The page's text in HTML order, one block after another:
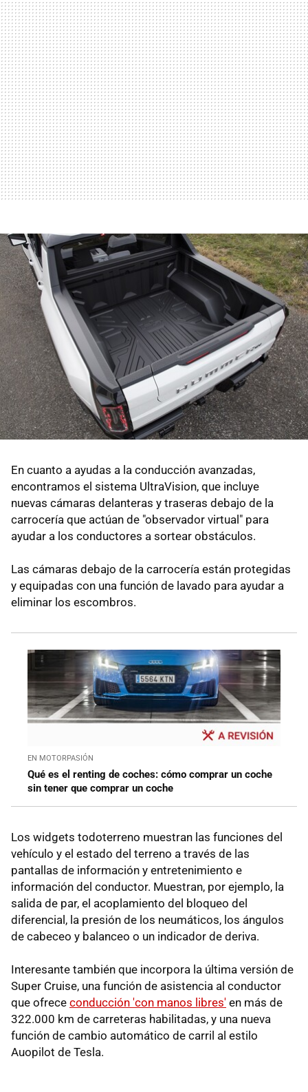
En cuanto a ayudas a la conducción avanzadas,
encontramos el sistema UltraVision, que incluye
nuevas cámaras delanteras y traseras debajo de la
carrocería que actúan de "observador virtual" para
ayudar a los conductores a sortear obstáculos.
Las cámaras debajo de la carrocería están protegidas
y equipadas con una función de lavado para ayudar a
eliminar los escombros.
EN MOTORPASIÓN
Qué es el renting de coches: cómo comprar un coche
sin tener que comprar un coche
Los widgets todoterreno muestran las funciones del
vehículo y el estado del terreno a través de las
pantallas de información y entretenimiento e
información del conductor. Muestran, por ejemplo, la
salida de par, el acoplamiento del bloqueo del
diferencial, la presión de los neumáticos, los ángulos
de cabeceo y balanceo o un indicador de deriva.
Interesante también que incorpora la última versión de
Super Cruise, una función de asistencia al conductor
que ofrece conducción 'con manos libres' en más de
322.000 km de carreteras habilitadas, y una nueva
función de cambio automático de carril al estilo
Auopilot de Tesla.